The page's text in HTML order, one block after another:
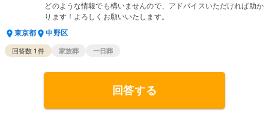
どのような情報でも構いませんので、アドバイスいただければ助か
ります！よろしくお願いいたします。
東京都
中野区
回答数 1 件 家族葬 一日葬
回答する